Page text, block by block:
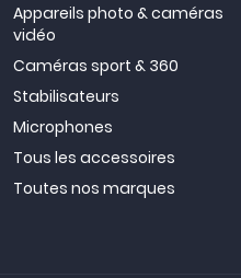
Appareils photo & caméras
vidéo
Caméras sport & 360
Stabilisateurs
Microphones
Tous les accessoires
Toutes nos marques